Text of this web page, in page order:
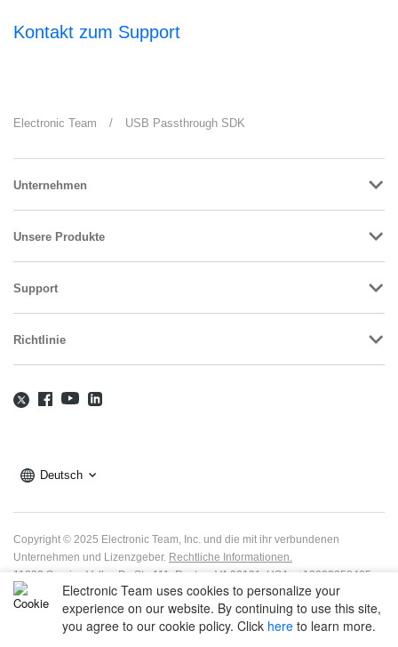
Electronic Team uses cookies to personalize your
experience on our website. By continuing to use this site,
you agree to our cookie policy. Click here to learn more.
Kontakt zum Support
Electronic Team / USB Passthrough SDK
Unternehmen
Unsere Produkte
Support
Richtlinie
Deutsch
Copyright © 2025 Electronic Team, Inc. und die mit ihr verbundenen
Unternehmen und Lizenzgeber. Rechtliche Informationen.
11890 Sunrise Valley Dr, Ste 111, Reston, VA 20191, USA • +12023358465 •
support@electronic.us